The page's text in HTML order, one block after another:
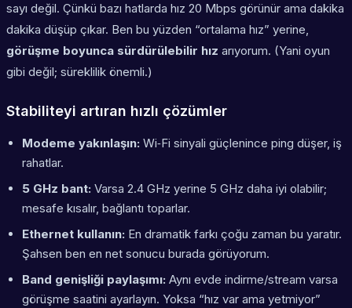
sayı değil. Çünkü bazı hatlarda hız 20 Mbps görünür ama dakika
dakika düşüp çıkar. Ben bu yüzden “ortalama hız” yerine,
görüşme boyunca sürdürülebilir hız arıyorum. (Yani oyun
gibi değil; süreklilik önemli.)
Stabiliteyi artıran hızlı çözümler
Modeme yakınlaşın: Wi‑Fi sinyali güçlenince ping düşer, iş
rahatlar.
5 GHz bant: Varsa 2.4 GHz yerine 5 GHz daha iyi olabilir;
mesafe kısalır, bağlantı toparlar.
Ethernet kullanın: En dramatik farkı çoğu zaman bu yaratır.
Şahsen ben en net sonucu burada görüyorum.
Band genişliği paylaşımı: Aynı evde indirme/stream varsa
görüşme saatini ayarlayın. Yoksa “hız var ama yetmiyor”